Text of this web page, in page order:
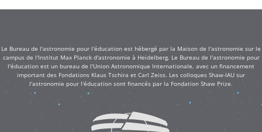
Le Bureau de l'astronomie pour l'éducation est hébergé par la Maison de l'astronomie sur le
campus de l'Institut Max Planck d'astronomie à Heidelberg. Le Bureau de l'astronomie pour
l'éducation est un bureau de l'Union Astronomique Internationale, avec un financement
important des Fondations Klaus Tschira et Carl Zeiss. Les colloques Shaw-IAU sur
l'astronomie pour l'éducation sont financés par la Fondation Shaw Prize.